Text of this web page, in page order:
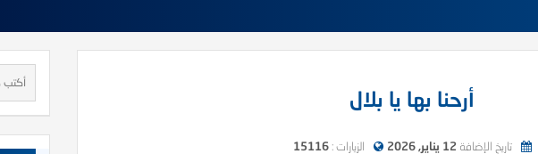
أرحنا بها يا بلال
تاريخ الإضافة12 يناير, 2026 الزيارات :15116